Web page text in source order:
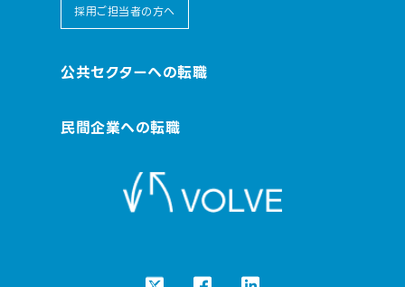
採用ご担当者の方へ
公共セクターへの転職
民間企業への転職